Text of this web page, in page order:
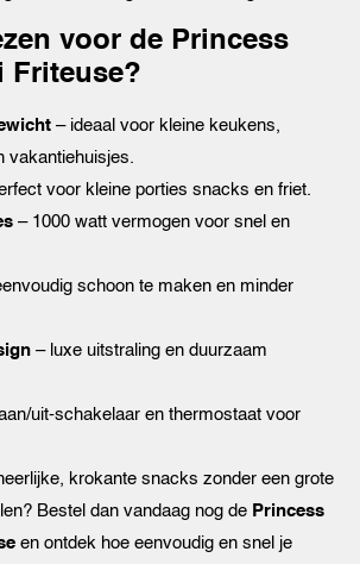
voor de Princess
Friteuse?
– ideaal voor kleine keukens,
vakantiehuisjes.
voor kleine porties snacks en friet.
– 1000 watt vermogen voor snel en
schoon te maken en minder
– luxe uitstraling en duurzaam
uit-schakelaar en thermostaat voor
krokante snacks zonder een grote
Bestel dan vandaag nog de Princess
en ontdek hoe eenvoudig en snel je